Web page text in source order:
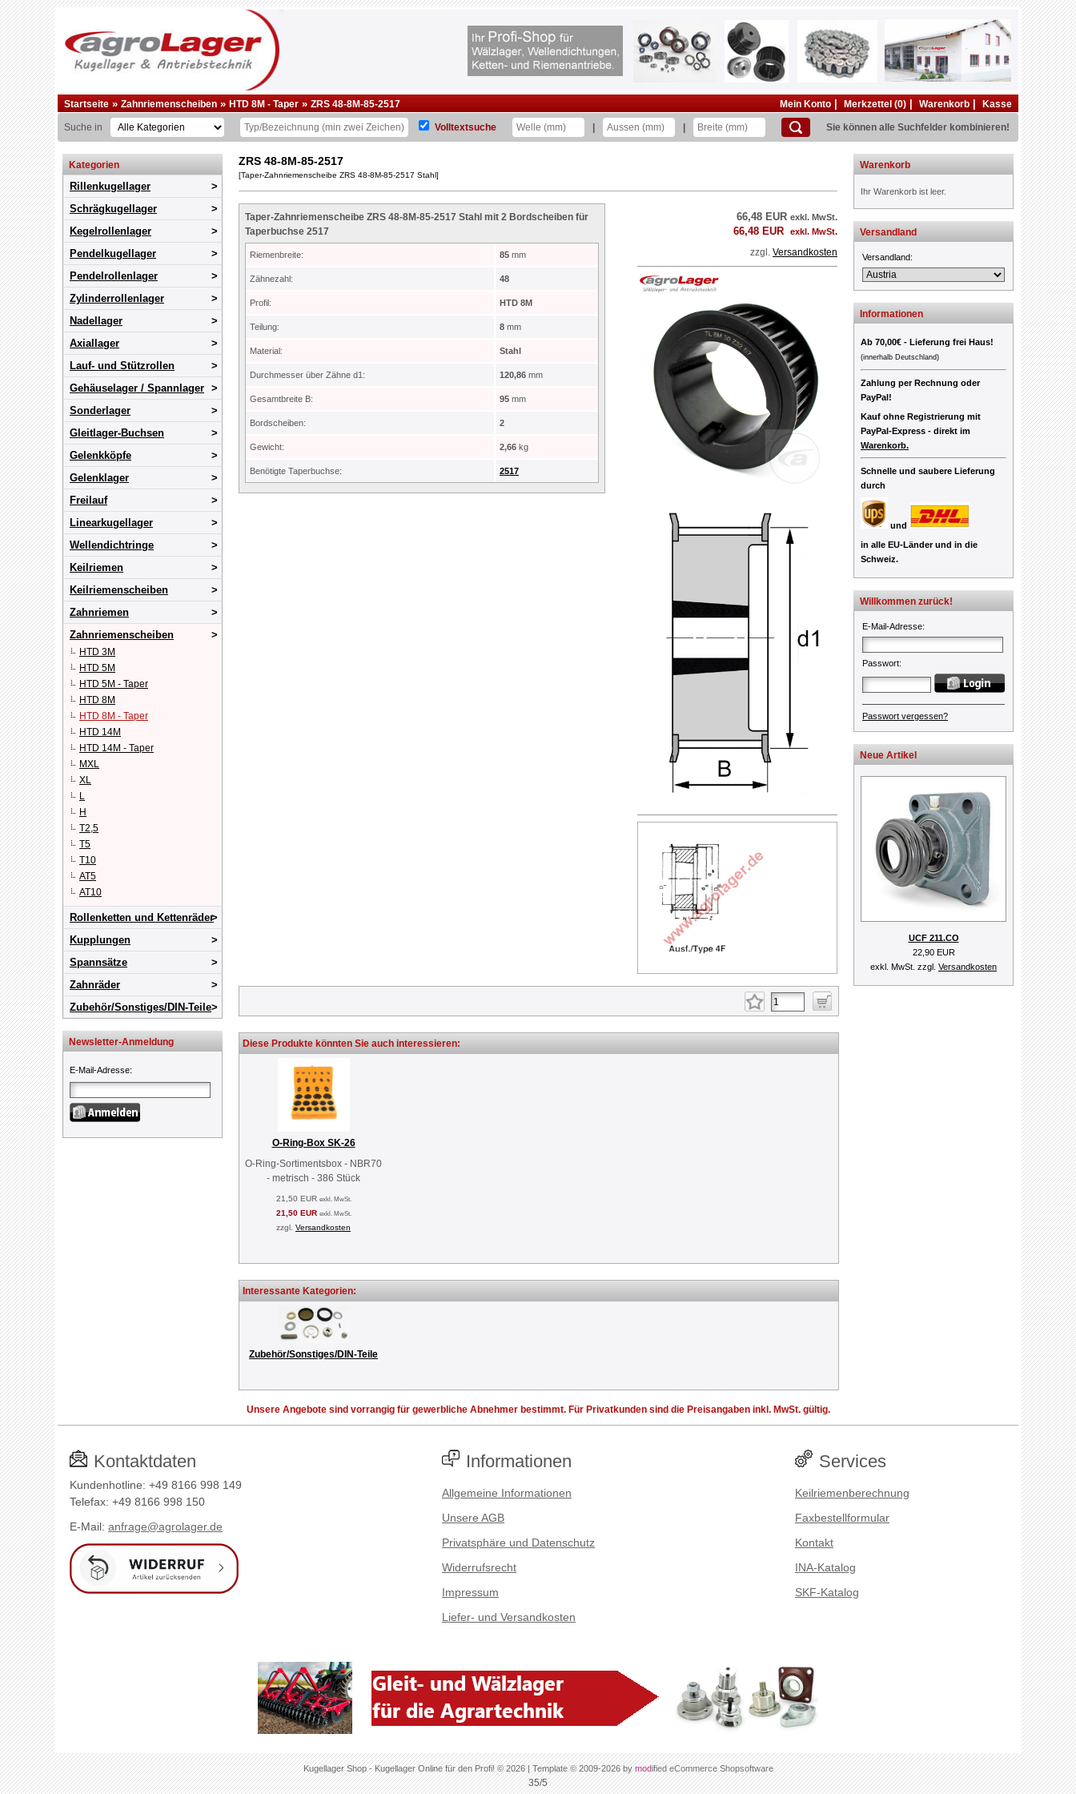
Startseite » Zahnriemenscheiben » HTD 8M - Taper » ZRS 48-8M-85-2517 Mein Konto Merkzettel (0) Warenkorb Kasse
Suche in Volltextsuche Sie können alle Suchfelder kombinieren!
Kategorien
Rillenkugellager
Schrägkugellager
Kegelrollenlager
Pendelkugellager
Pendelrollenlager
Zylinderrollenlager
Nadellager
Axiallager
Lauf- und Stützrollen
Gehäuselager / Spannlager
Sonderlager
Gleitlager-Buchsen
Gelenkköpfe
Gelenklager
Freilauf
Linearkugellager
Wellendichtringe
Keilriemen
Keilriemenscheiben
Zahnriemen
Zahnriemenscheiben
HTD 3M
HTD 5M
HTD 5M - Taper
HTD 8M
HTD 8M - Taper
HTD 14M
HTD 14M - Taper
MXL
XL
L
H
T2,5
T5
T10
AT5
AT10
Rollenketten und Kettenräder
Kupplungen
Spannsätze
Zahnräder
Zubehör/Sonstiges/DIN-Teile
Newsletter-Anmeldung
E-Mail-Adresse:
ZRS 48-8M-85-2517
[Taper-Zahnriemenscheibe ZRS 48-8M-85-2517 Stahl]
Taper-Zahnriemenscheibe ZRS 48-8M-85-2517 Stahl mit 2 Bordscheiben für
Taperbuchse 2517
Riemenbreite: 85 mm
Zähnezahl: 48
Profil: HTD 8M
Teilung: 8 mm
Material: Stahl
Durchmesser über Zähne d1: 120,86 mm
Gesamtbreite B: 95 mm
Bordscheiben: 2
Gewicht: 2,66 kg
Benötigte Taperbuchse: 2517
66,48 EUR exkl. MwSt.
66,48 EUR exkl. MwSt.
zzgl. Versandkosten
Diese Produkte könnten Sie auch interessieren:
O-Ring-Box SK-26
O-Ring-Sortimentsbox - NBR70
- metrisch - 386 Stück
21,50 EUR exkl. MwSt.
21,50 EUR exkl. MwSt.
zzgl. Versandkosten
Interessante Kategorien:
Zubehör/Sonstiges/DIN-Teile
Warenkorb
Ihr Warenkorb ist leer.
Versandland
Versandland:
Informationen
Ab 70,00€ - Lieferung frei Haus!
(innerhalb Deutschland)
Zahlung per Rechnung oder
PayPal!
Kauf ohne Registrierung mit
PayPal-Express - direkt im
Warenkorb.
Schnelle und saubere Lieferung
durch
und
in alle EU-Länder und in die
Schweiz.
Willkommen zurück!
E-Mail-Adresse:
Passwort:
Passwort vergessen?
Neue Artikel
UCF 211.CO
22,90 EUR
exkl. MwSt. zzgl. Versandkosten
Unsere Angebote sind vorrangig für gewerbliche Abnehmer bestimmt. Für Privatkunden sind die Preisangaben inkl. MwSt. gültig.
Kontaktdaten
Kundenhotline: +49 8166 998 149
Telefax: +49 8166 998 150
E-Mail: anfrage@agrolager.de
Informationen
Allgemeine Informationen
Unsere AGB
Privatsphäre und Datenschutz
Widerrufsrecht
Impressum
Liefer- und Versandkosten
Services
Keilriemenberechnung
Faxbestellformular
Kontakt
INA-Katalog
SKF-Katalog
Kugellager Shop - Kugellager Online für den Profi! © 2026 | Template © 2009-2026 bymodified eCommerce Shopsoftware
35/5